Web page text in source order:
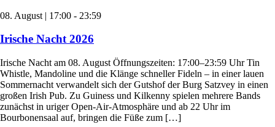
08. August | 17:00 - 23:59
Irische Nacht 2026
Irische Nacht am 08. August Öffnungszeiten: 17:00–23:59 Uhr Tin
Whistle, Mandoline und die Klänge schneller Fideln – in einer lauen
Sommernacht verwandelt sich der Gutshof der Burg Satzvey in einen
großen Irish Pub. Zu Guiness und Kilkenny spielen mehrere Bands
zunächst in uriger Open-Air-Atmosphäre und ab 22 Uhr im
Bourbonensaal auf, bringen die Füße zum […]